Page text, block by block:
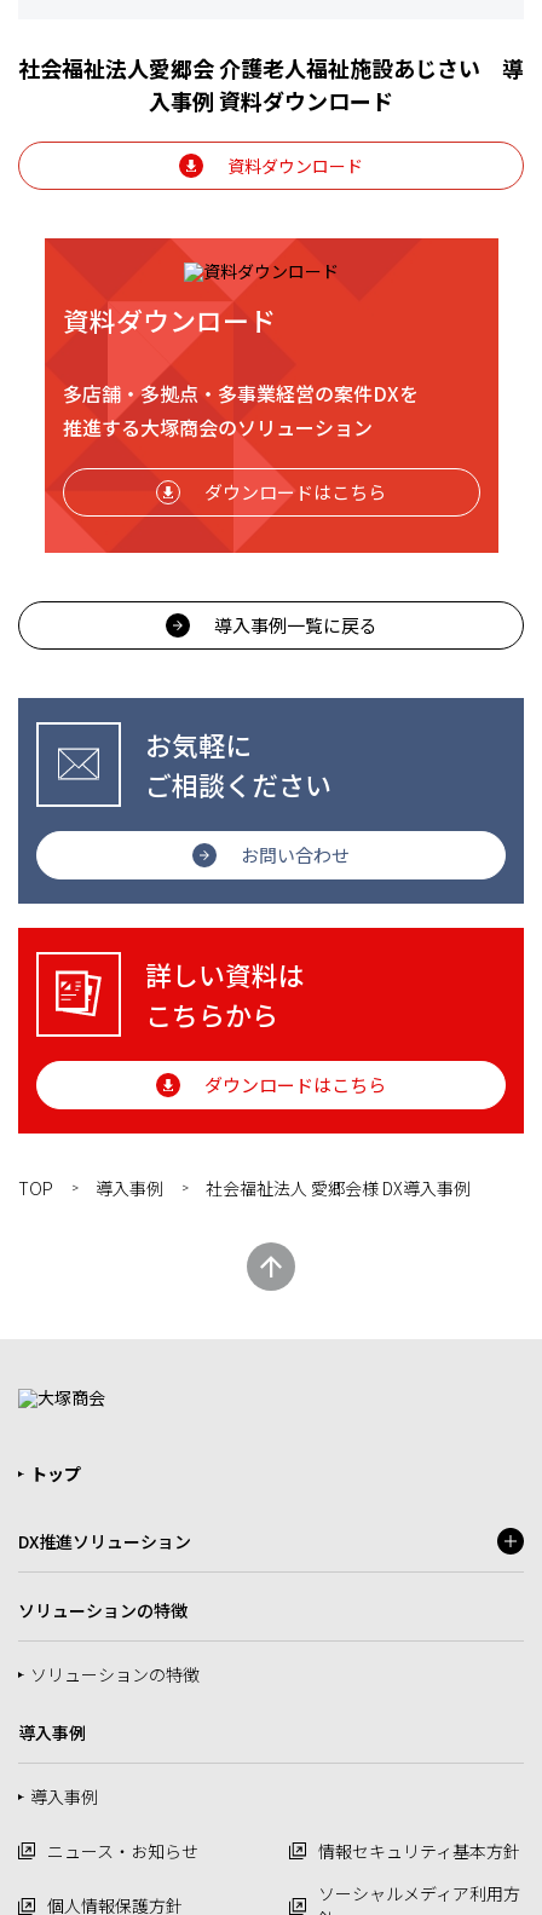
社会福祉法人愛郷会 介護老人福祉施設あじさい 導
入事例 資料ダウンロード
資料ダウンロード
資料ダウンロード
多店舗・多拠点・多事業経営の案件DXを
推進する大塚商会のソリューション
ダウンロードはこちら
導入事例一覧に戻る
お気軽に
ご相談ください
お問い合わせ
詳しい資料は
こちらから
ダウンロードはこちら
TOP 導入事例 社会福祉法人 愛郷会様 DX導入事例
トップ
DX推進ソリューション
ソリューションの特徴
ソリューションの特徴
導入事例
導入事例
ニュース・お知らせ 情報セキュリティ基本方針
個人情報保護方針
ソーシャルメディア利用方